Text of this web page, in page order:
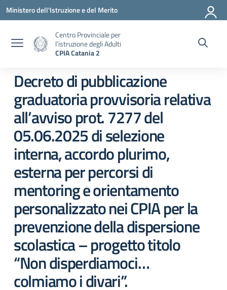
Vai ai contenuti
Vai al menu di navigazione
Vai al footer
Ministero dell'Istruzione e del Merito
Centro Provinciale per
l'istruzione degli Adulti
CPIA Catania 2
Decreto di pubblicazione
graduatoria provvisoria relativa
all’avviso prot. 7277 del
05.06.2025 di selezione
interna, accordo plurimo,
esterna per percorsi di
mentoring e orientamento
personalizzato nei CPIA per la
prevenzione della dispersione
scolastica – progetto titolo
“Non disperdiamoci…
colmiamo i divari”.